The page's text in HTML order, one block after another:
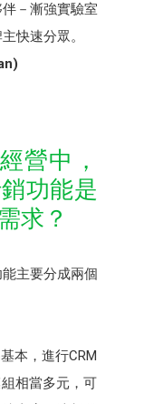
－漸強實驗室
快速分眾。
營中，
功能是
求？
主要分成兩個
本，進行CRM
相當多元，可